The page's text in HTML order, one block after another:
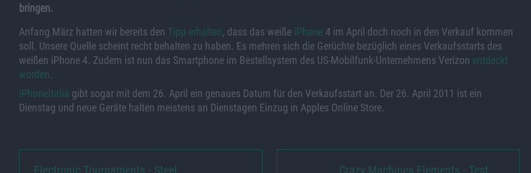
bringen.
Anfang März hatten wir bereits den Tipp erhalten, dass das weiße iPhone 4 im April doch noch in den Verkauf kommen
soll. Unsere Quelle scheint recht behalten zu haben. Es mehren sich die Gerüchte bezüglich eines Verkaufsstarts des
weißen iPhone 4. Zudem ist nun das Smartphone im Bestellsystem des US-Mobilfunk-Unternehmens Verizon entdeckt
worden.
iPhoneItalia gibt sogar mit dem 26. April ein genaues Datum für den Verkaufsstart an. Der 26. April 2011 ist ein
Dienstag und neue Geräte halten meistens an Dienstagen Einzug in Apples Online Store.
Electronic Tournaments - Steel… Crazy Machines Elements - Test…